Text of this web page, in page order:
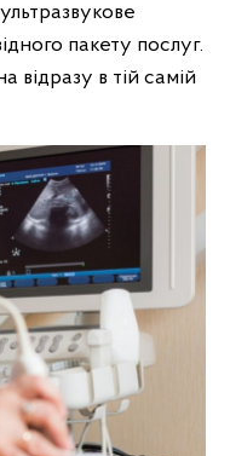
пакету послуг.
в тій самій